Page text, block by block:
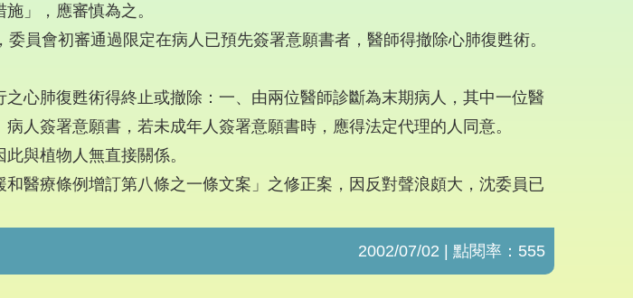
」，應審慎為之。
員會初審通過限定在病人已預先簽署意願書者，醫師得撤除心肺復甦術。
心肺復甦術得終止或撤除：一、由兩位醫師診斷為末期病人，其中一位醫
人簽署意願書，若未成年人簽署意願書時，應得法定代理的人同意。
與植物人無直接關係。
醫療條例增訂第八條之一條文案」之修正案，因反對聲浪頗大，沈委員已
2002/07/02 | 點閱率：555